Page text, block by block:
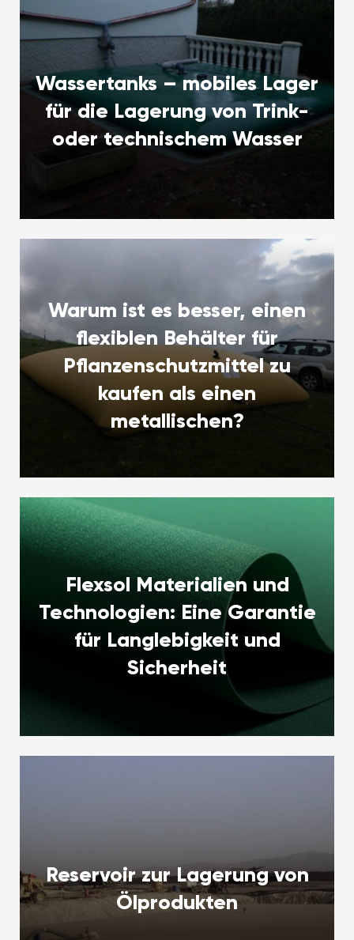
Wassertanks – mobiles Lager
für die Lagerung von Trink-
oder technischem Wasser
Warum ist es besser, einen
flexiblen Behälter für
Pflanzenschutzmittel zu
kaufen als einen
metallischen?
Flexsol Materialien und
Technologien: Eine Garantie
für Langlebigkeit und
Sicherheit
Reservoir zur Lagerung von
Ölprodukten